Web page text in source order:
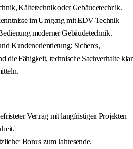
Kältetechnik oder Gebäudetechnik.
im Umgang mit EDV-Technik
moderner Gebäudetechnik.
Kundenorientierung: Sicheres,
die Fähigkeit, technische Sachverhalte klar
Vertrag mit langfristigen Projekten
Bonus zum Jahresende.